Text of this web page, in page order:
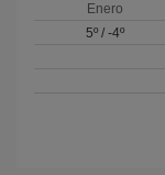
Enero
5º/ -4º